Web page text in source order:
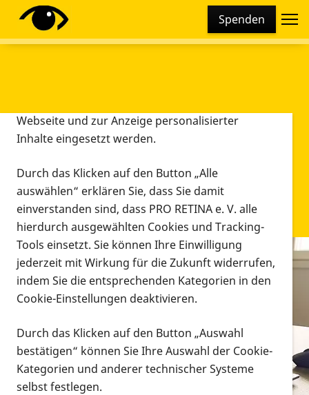
Spenden
Infomaterial
Infomaterial
Vorlesen
Alle Infomaterialien in verschiedenen
Formaten an einem Ort
Diese Webseite setzt verschiedene Cookies und
Tracking-Tools ein. Dies beinhaltet Cookies und
Webseite und zur Anzeige personalisierter
Inhalte eingesetzt werden.
Durch das Klicken auf den Button „Alle
auswählen“ erklären Sie, dass Sie damit
einverstanden sind, dass PRO RETINA e. V. alle
hierdurch ausgewählten Cookies und Tracking-
Tools einsetzt. Sie können Ihre Einwilligung
jederzeit mit Wirkung für die Zukunft widerrufen,
indem Sie die entsprechenden Kategorien in den
Cookie-Einstellungen deaktivieren.
Durch das Klicken auf den Button „Auswahl
bestätigen“ können Sie Ihre Auswahl der Cookie-
Kategorien und anderer technischer Systeme
selbst festlegen.